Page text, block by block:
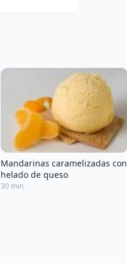
Mandarinas caramelizadas con
helado de queso
30 min